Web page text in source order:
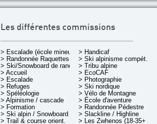
Les différentes commissions
> Escalade (école mineurs)
> Randonnée Raquettes
> Ski/Snowboard de rando.
> Accueil
> Escalade
> Refuges
> Spéléologie
> Alpinisme / cascade
> Formation
> Ski alpin / Snowboard
> Trail & course orient.
> Handicaf
> Ski alpinisme compét.
> Tribu alpine
> EcoCAF
> Photographie
> Ski nordique
> Vélo de Montagne
> École d'aventure
> Randonnée Pédestre
> Slackline / Highline
> Les Zwhenos (18-35+ ans)